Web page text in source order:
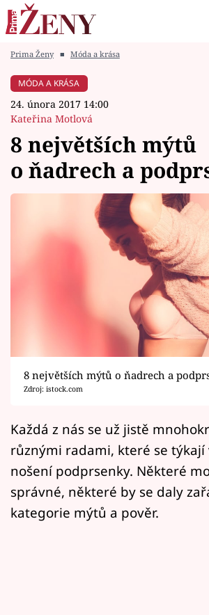
Módní alarm
Témata
Vztahy
Horoskopy
Filmový festival Karlovy
Mámy sobě
Přihlášení
Prima Ženy ■ Móda a krása
MÓDA A KRÁSA
24. února 2017 14:00
Kateřina Motlová
8 největších mýtů
o ňadrech a
8 největších mýtů o ňadrech a
Zdroj: istock.com
Každá z nás se už jistě
různými radami, které se týkají
nošení podprsenky. Některé
správné, některé by se daly
kategorie mýtů a pověr.